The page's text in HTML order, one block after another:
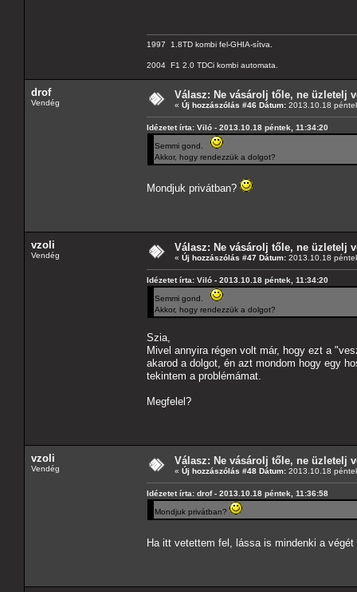
1997 1.8TD kombi fel-GHIA-sítva.
2004 F1 2.0 TDCi kombi automata.
drof
Vendég
Válasz: Ne vásárolj tőle, ne üzletelj
« Új hozzászólás #46 Dátum: 2013.10.18
Idézetet írta: Viló - 2013.10.18 péntek, 11:34:20
Semmi gond.
Akkor, hogy rendezzük a dolgot?
Mondjuk privátban?
vzoli
Vendég
Válasz: Ne vásárolj tőle, ne üzletelj
« Új hozzászólás #47 Dátum: 2013.10.18
Idézetet írta: Viló - 2013.10.18 péntek, 11:34:20
Semmi gond.
Akkor, hogy rendezzük a dolgot?
Szia,
Mivel annyira régen volt már, hogy ezt a
akarod a dolgot, én azt mondom hogy egy
tekintem a problémámat.
Megfelel?
vzoli
Vendég
Válasz: Ne vásárolj tőle, ne üzletelj
« Új hozzászólás #48 Dátum: 2013.10.18
Idézetet írta: drof - 2013.10.18 péntek, 11:36:58
Mondjuk privátban?
Ha itt vetettem fel, lássa is mindenki a végét